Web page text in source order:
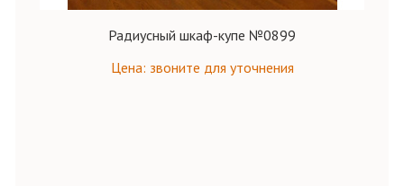
Радиусный шкаф-купе №0899
Цена: звоните для уточнения